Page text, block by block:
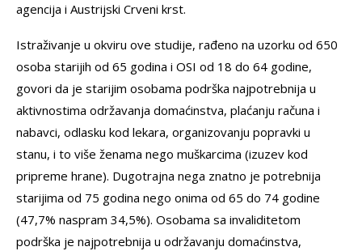
agencija i Austrijski Crveni krst.
Istraživanje u okviru ove studije, rađeno na uzorku od 650
osoba starijih od 65 godina i OSI od 18 do 64 godine,
govori da je starijim osobama podrška najpotrebnija u
aktivnostima održavanja domaćinstva, plaćanju računa i
nabavci, odlasku kod lekara, organizovanju popravki u
stanu, i to više ženama nego muškarcima (izuzev kod
pripreme hrane). Dugotrajna nega znatno je potrebnija
starijima od 75 godina nego onima od 65 do 74 godine
(47,7% naspram 34,5%). Osobama sa invaliditetom
podrška je najpotrebnija u održavanju domaćinstva,